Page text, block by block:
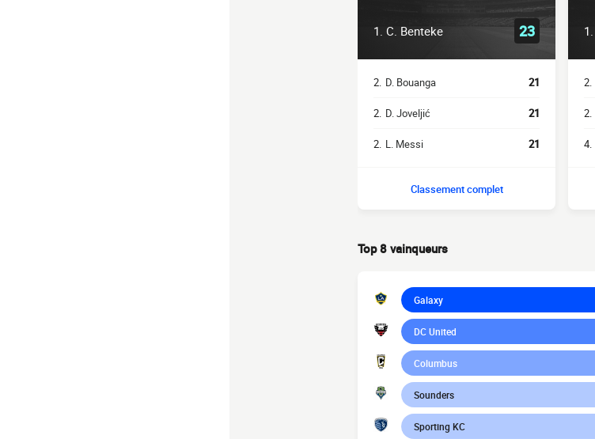
1. C. Benteke 23
2. D. Bouanga 21
2. D. Joveljić 21
2. L. Messi 21
Classement complet
1.
2.
2.
4.
Top 8 vainqueurs
Galaxy
DC United
Columbus
Sounders
Sporting KC